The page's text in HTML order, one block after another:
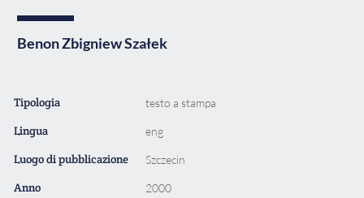
Benon Zbigniew Szałek
Tipologia testo a stampa
Lingua eng
Luogo di pubblicazione Szczecin
Anno 2000